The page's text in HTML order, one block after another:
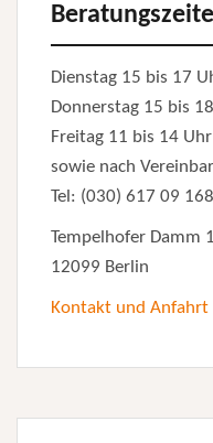
Dienstag 15 bis 17
Donnerstag 15 bis
Freitag 11 bis 14 Uhr
sowie nach
Tel: (030) 617 09
Tempelhofer Damm
12099 Berlin
Kontakt und Anfahrt